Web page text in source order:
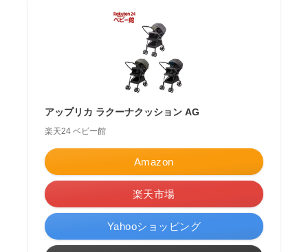
アップリカ ラクーナクッション AG
楽天24 ベビー館
Amazon
楽天市場
Yahooショッピング